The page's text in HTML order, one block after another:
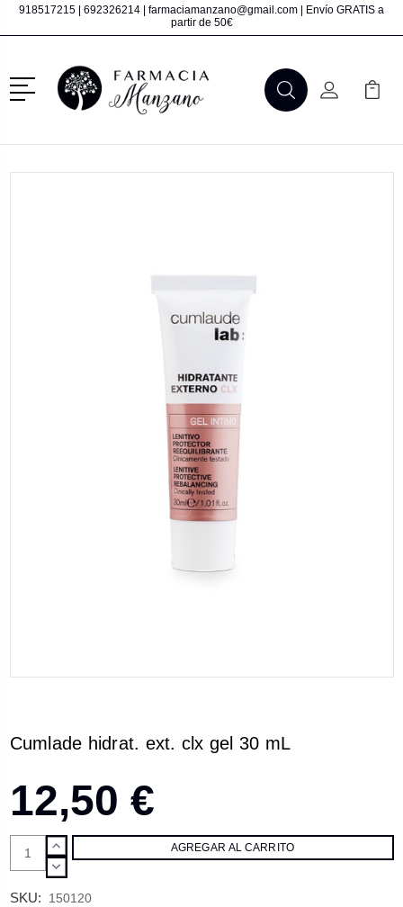
918517215 692326214 farmaciamanzano@gmail.com | Envío GRATIS a
partir de 50€
Menú
BuscarMi Cuenta
Mi
Cumlade hidrat. ext. clx gel 30 mL
12,50 €
AUMENTAR
CANTIDAD:
DISMINUIR
SKU: 150120